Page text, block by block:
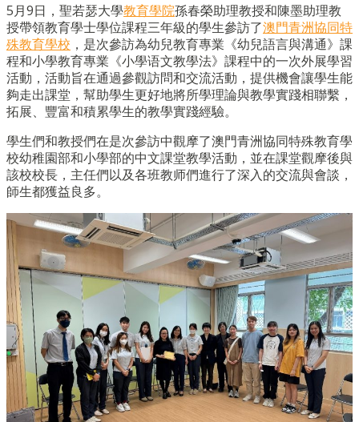
5月9日，聖若瑟大學教育學院孫春榮助理教授和陳墨助理教
授帶領教育學士學位課程三年級的學生參訪了澳門青洲協同特
殊教育學校 ，是次參訪為幼兒教育專業《幼兒語言與溝通》課
程和小學教育專業《小學语文教學法》課程中的一次外展學習
活動，活動旨在通過參觀訪問和交流活動，提供機會讓學生能
夠走出課堂，幫助學生更好地將所學理論與教學實踐相聯繫，
拓展、豐富和積累學生的教學實踐經驗。
學生們和教授們在是次參訪中觀摩了澳門青洲協同特殊教育學
校幼稚園部和小學部的中文課堂教學活動，並在課堂觀摩後與
該校校長，主任們以及各班教师們進行了深入的交流與會談，
師生都獲益良多。